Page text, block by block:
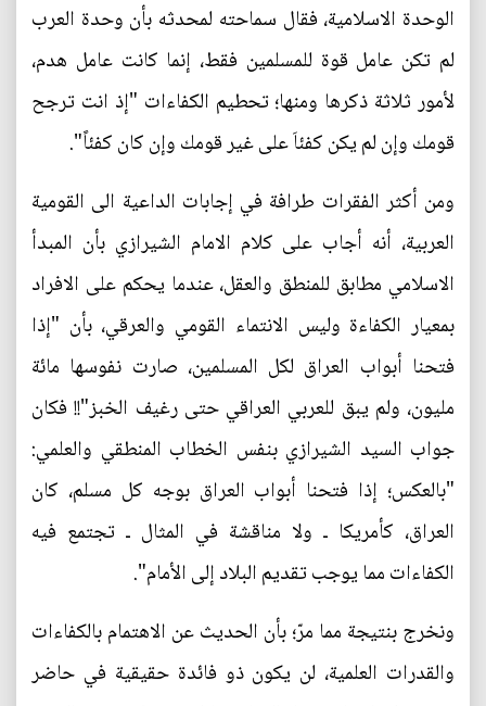
الوحدة الاسلامية، فقال سماحته لمحدثه بأن وحدة العرب
لم تكن عامل قوة للمسلمين فقط، إنما كانت عامل هدم،
لأمور ثلاثة ذكرها ومنها؛ تحطيم الكفاءات "إذ انت ترجح
قومك وإن لم يكن كفئاَ على غير قومك وإن كان كفئاً".
ومن أكثر الفقرات طرافة في إجابات الداعية الى القومية
العربية، أنه أجاب على كلام الامام الشيرازي بأن المبدأ
الاسلامي مطابق للمنطق والعقل، عندما يحكم على الافراد
بمعيار الكفاءة وليس الانتماء القومي والعرقي، بأن "إذا
فتحنا أبواب العراق لكل المسلمين، صارت نفوسها مائة
مليون، ولم يبق للعربي العراقي حتى رغيف الخبز"!! فكان
جواب السيد الشيرازي بنفس الخطاب المنطقي والعلمي:
"بالعكس؛ إذا فتحنا أبواب العراق بوجه كل مسلم، كان
العراق، كأمريكا ـ ولا مناقشة في المثال ـ تجتمع فيه
الكفاءات مما يوجب تقديم البلاد إلى الأمام".
ونخرج بنتيجة مما مرّ؛ بأن الحديث عن الاهتمام بالكفاءات
والقدرات العلمية، لن يكون ذو فائدة حقيقية في حاضر